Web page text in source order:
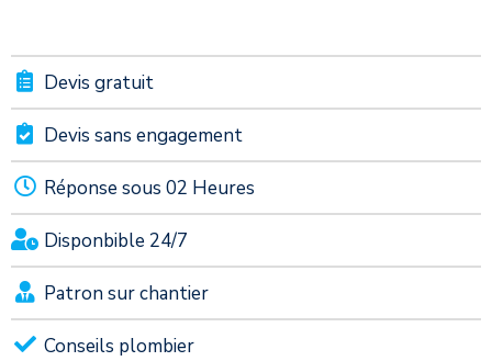
Devis gratuit
Devis sans engagement
Réponse sous 02 Heures
Disponbible 24/7
Patron sur chantier
Conseils plombier